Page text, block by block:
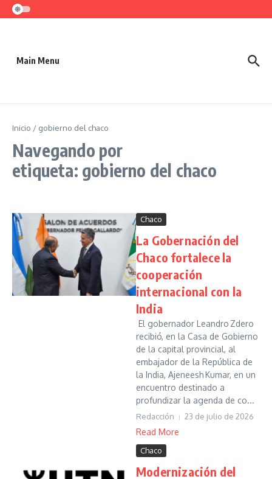
Saltar al contenido
Main Menu
Inicio / gobierno del chaco
Navegando por
etiqueta: gobierno del chaco
Chaco
La Gobernación del
Chaco fortalece la
cooperación
internacional con la
India
El gobernador Leandro Zdero
recibió, en la Casa de Gobierno
de la capital provincial, al
embajador de la República de
la India, Ajeneesh Kumar, en un
encuentro destinado a
profundizar la agenda de co...
Redacción 23 de julio de 2026
Read More
Chaco
Modernización del